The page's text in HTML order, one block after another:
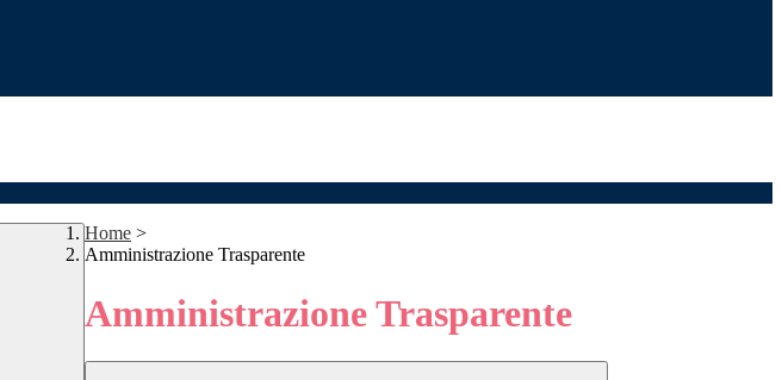
Home >
Amministrazione Trasparente
Amministrazione Trasparente